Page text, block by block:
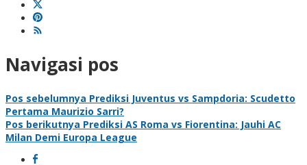
Navigasi pos
Pos sebelumnya Prediksi Juventus vs Sampdoria: Scudetto
Pertama Maurizio Sarri?
Pos berikutnya Prediksi AS Roma vs Fiorentina: Jauhi AC
Milan Demi Europa League